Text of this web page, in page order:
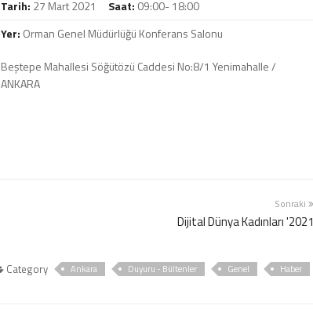
Tarih: 27 Mart 2021 Saat: 09:00- 18:00
Yer: Orman Genel Müdürlüğü Konferans Salonu
Beştepe Mahallesi Söğütözü Caddesi No:8/1 Yenimahalle /
ANKARA
Sonraki
Dijital Dünya Kadınları '2021
Category Ankara Duyuru - Bültenler Genel Haber